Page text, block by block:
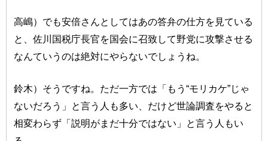
高嶋）でも安倍さんとしてはあの答弁の仕方を見ている
と、佐川国税庁長官を国会に召致して野党に攻撃させる
なんていうのは絶対にやらないでしょうね。
鈴木）そうですね。ただ一方では「もう“モリカケ”じゃ
ないだろう」と言う人も多い、だけど世論調査をやると
相変わらず「説明がまだ十分ではない」と言う人もい